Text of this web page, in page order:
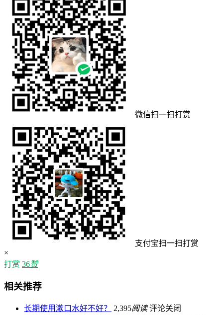
微信扫一扫打赏
支付宝扫一扫打赏
×
打赏 36赞
相关推荐
长期使用漱口水好不好？ 2,395阅读 评论关闭